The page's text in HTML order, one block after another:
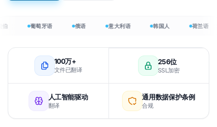
葡萄牙语 俄语 意大利语 韩国人 荷兰语
100万+
文件已翻译
256位
SSL加密
人工智能驱动
翻译
通用数据保护条例
合规